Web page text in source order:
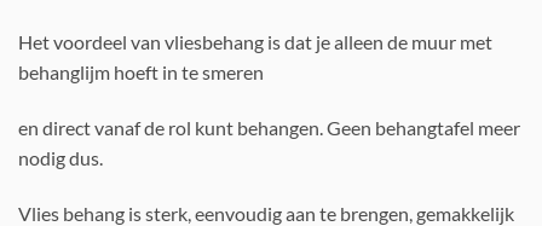
Het voordeel van vliesbehang is dat je alleen de muur met
behanglijm hoeft in te smeren
en direct vanaf de rol kunt behangen. Geen behangtafel meer
nodig dus.
Vlies behang is sterk, eenvoudig aan te brengen, gemakkelijk